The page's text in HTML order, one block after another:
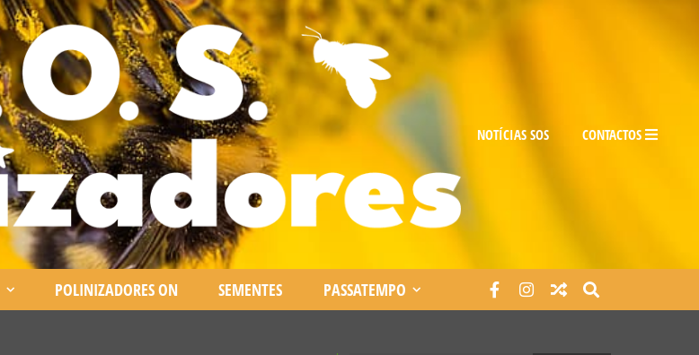
NOTÍCIAS SOS CONTACTOS
POLINIZADORES ON SEMENTES PASSATEMPO